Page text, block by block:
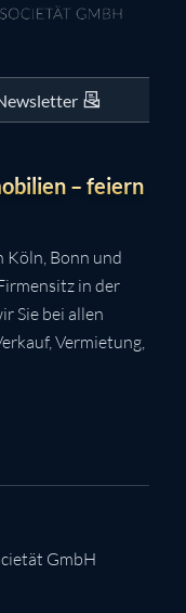
– feiern
Köln, Bonn und
in der
Sie bei allen
Vermietung,
GmbH